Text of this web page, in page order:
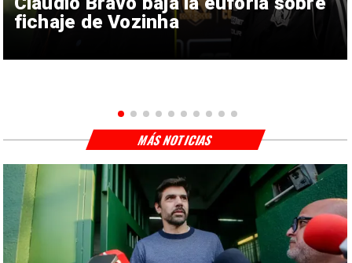
fichaje de Vozinha
MÁS NOTICIAS